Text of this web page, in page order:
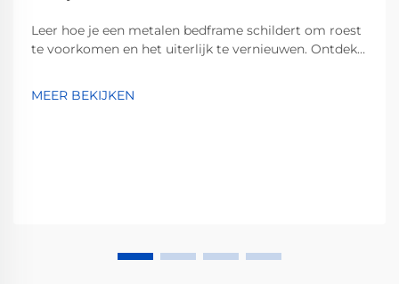
Leer hoe je een metalen bedframe schildert om roest
te voorkomen en het uiterlijk te vernieuwen. Ontdek
professionele resultaten. Begin vandaag nog!
MEER BEKIJKEN